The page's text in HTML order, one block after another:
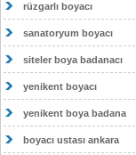
rüzgarlı boyacı
sanatoryum boyacı
siteler boya badanacı
yenikent boyacı
yenikent boya badana
boyacı ustası ankara